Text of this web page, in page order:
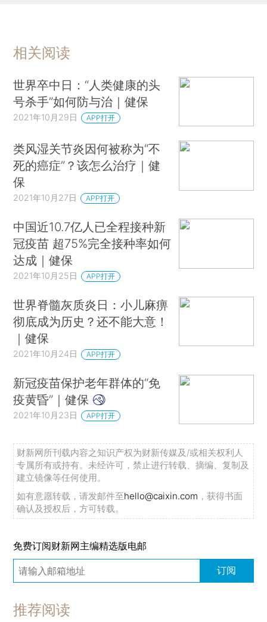
相关阅读
世界卒中日：“人类健康的头
号杀手”如何防与治｜健保
2021年10月29日 APP打开
类风湿关节炎因何被称为“不
死的癌症”？该怎么治疗｜健
保
2021年10月27日 APP打开
中国近10.7亿人已全程接种新
冠疫苗 超75%完全接种率如何
达成｜健保
2021年10月25日 APP打开
世界脊髓灰质炎日：小儿麻痹
彻底成为历史？还不能大意！
｜健保
2021年10月24日 APP打开
新冠疫苗保护老年群体的“免
疫黄昏”｜健保
2021年10月23日 APP打开
财新网所刊载内容之知识产权为财新传媒及/或相关权利人
专属所有或持有。未经许可，禁止进行转载、摘编、复制及
建立镜像等任何使用。
如有意愿转载，请发邮件至hello@caixin.com ，获得书面
确认及授权后，方可转载。
免费订阅财新网主编精选版电邮
订阅
推荐阅读